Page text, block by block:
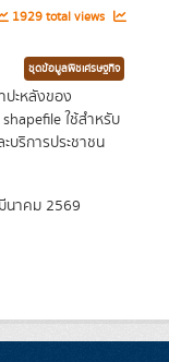
1929 total views
ชุดข้อมูลพืชเศรษฐกิจ
ะหลังของ
ใช้สำหรับ
บริการประชาชน
าคม 2569